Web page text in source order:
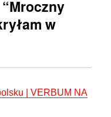
w
| VERBUM NA